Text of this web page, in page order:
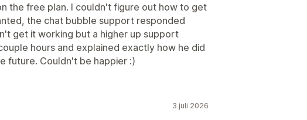
the free plan. I couldn't figure out how to get
the chat bubble support responded
get it working but a higher up support
hours and explained exactly how he did
future. Couldn't be happier :)
3 juli 2026